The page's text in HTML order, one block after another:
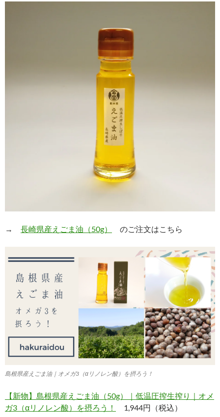
→ 長崎県産えごま油（50g） のご注文はこちら
島根県産えごま油｜オメガ3（αリノレン酸）を摂ろう！
【新物】島根県産えごま油（50g）｜低温圧搾生搾り｜オメ
ガ3（αリノレン酸）を摂ろう！
1,944円（税込）